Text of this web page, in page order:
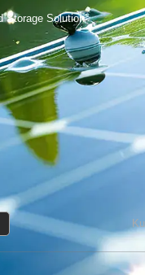
Storage Solution